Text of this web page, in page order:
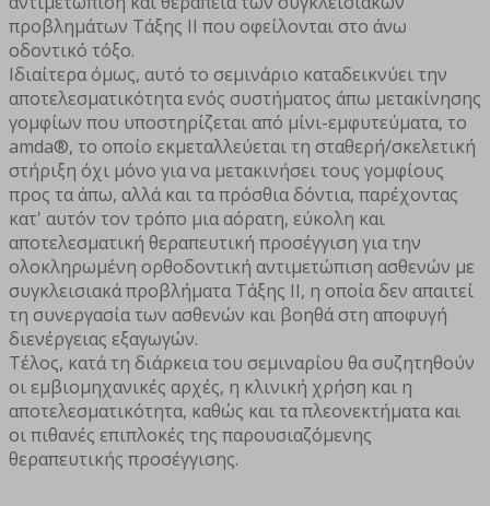
προβλημάτων Τάξης ΙΙ που οφείλονται στο άνω
οδοντικό τόξο.
Ιδιαίτερα όμως, αυτό το σεμινάριο καταδεικνύει την
αποτελεσματικότητα ενός συστήματος άπω μετακίνησης
γομφίων που υποστηρίζεται από μίνι-εμφυτεύματα, το
amda®, το οποίο εκμεταλλεύεται τη σταθερή/σκελετική
στήριξη όχι μόνο για να μετακινήσει τους γομφίους
προς τα άπω, αλλά και τα πρόσθια δόντια, παρέχοντας
κατ' αυτόν τον τρόπο μια αόρατη, εύκολη και
αποτελεσματική θεραπευτική προσέγγιση για την
ολοκληρωμένη ορθοδοντική αντιμετώπιση ασθενών με
συγκλεισιακά προβλήματα Τάξης ΙΙ, η οποία δεν απαιτεί
τη συνεργασία των ασθενών και βοηθά στη αποφυγή
διενέργειας εξαγωγών.
Τέλος, κατά τη διάρκεια του σεμιναρίου θα συζητηθούν
οι εμβιομηχανικές αρχές, η κλινική χρήση και η
αποτελεσματικότητα, καθώς και τα πλεονεκτήματα και
οι πιθανές επιπλοκές της παρουσιαζόμενης
θεραπευτικής προσέγγισης.